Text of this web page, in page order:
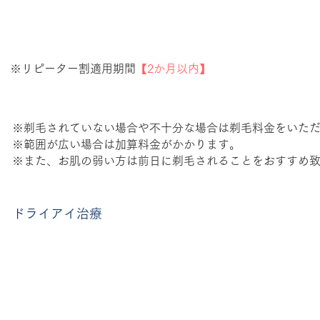
※リピーター割適用期間 【2か月以内】
※剃毛されていない場合や不十分な場合は剃毛料金をいただ
※範囲が広い場合は加算料金がかかります。
※また、お肌の弱い方は前日に剃毛されることをおすすめ致
ドライアイ治療